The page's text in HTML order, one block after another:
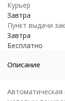
Курьер
Завтра
Пункт выдачи
Завтра
Бесплатно
Описание